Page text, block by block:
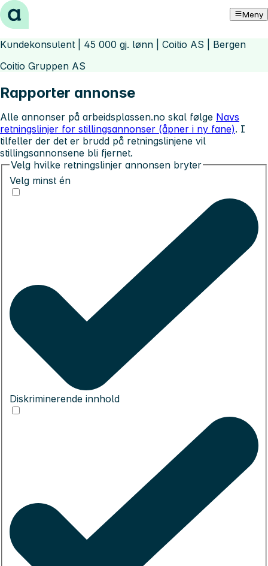
Hopp til innhold Meny
Kundekonsulent | 45 000 gj. lønn | Coitio AS | Bergen
Coitio Gruppen AS
Rapporter annonse
Alle annonser på arbeidsplassen.no skal følge Navs
retningslinjer for stillingsannonser (åpner i ny fane). I
tilfeller der det er brudd på retningslinjene vil
stillingsannonsene bli fjernet.
Velg hvilke retningslinjer annonsen bryter
Velg minst én
Diskriminerende innhold